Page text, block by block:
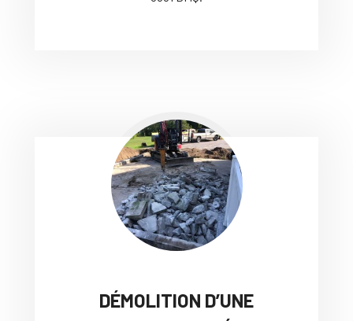
DÉMOLITION D’UNE